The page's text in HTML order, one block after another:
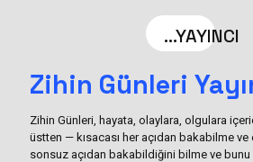
...YAYINCI
Zihin Günleri
Zihin Günleri, hayata, olaylara, olgulara
üstten — kısacası her açıdan bakabilme
sonsuz açıdan bakabildiğini bilme ve